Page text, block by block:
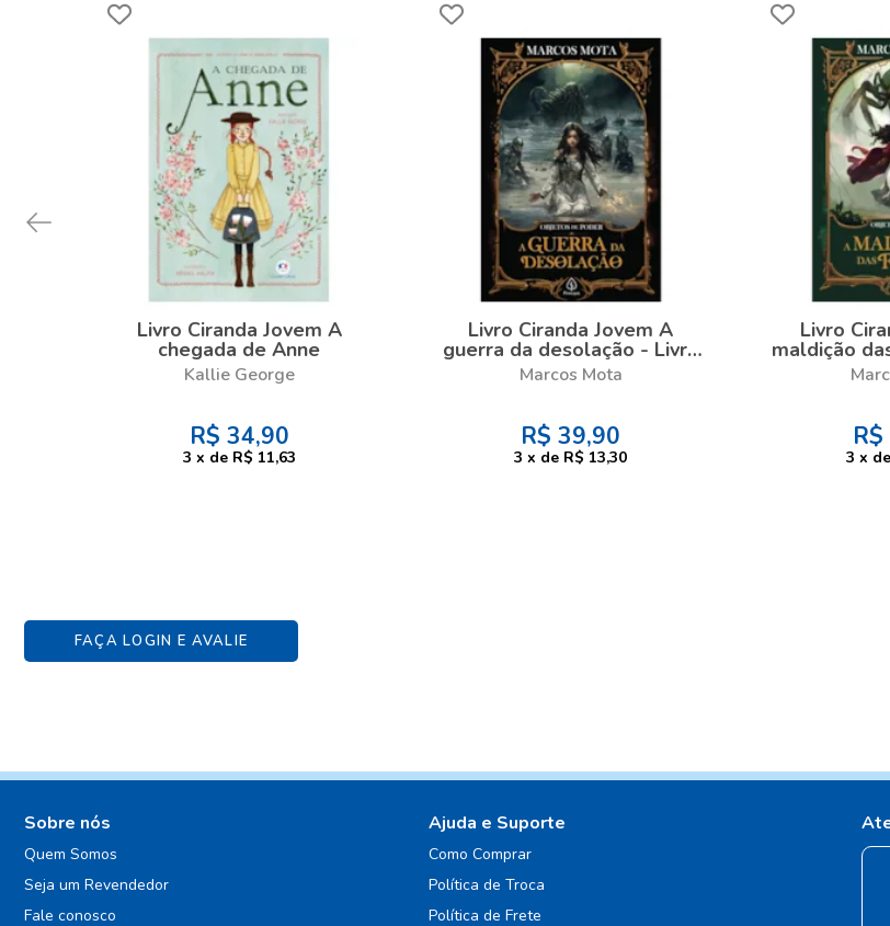
Livro Ciranda Jovem A
chegada de Anne
Kallie George
R$ 34,90
3 x de R$ 11,63
Livro Ciranda Jovem A
guerra da desolação - Livro
7
Marcos Mota
R$ 39,90
3 x de R$ 13,30
Livro
maldição
R$
3 x de
FAÇA LOGIN E AVALIE
Sobre nós
Quem Somos
Seja um Revendedor
Fale conosco
Ajuda e Suporte
Como Comprar
Política de Troca
Política de Frete